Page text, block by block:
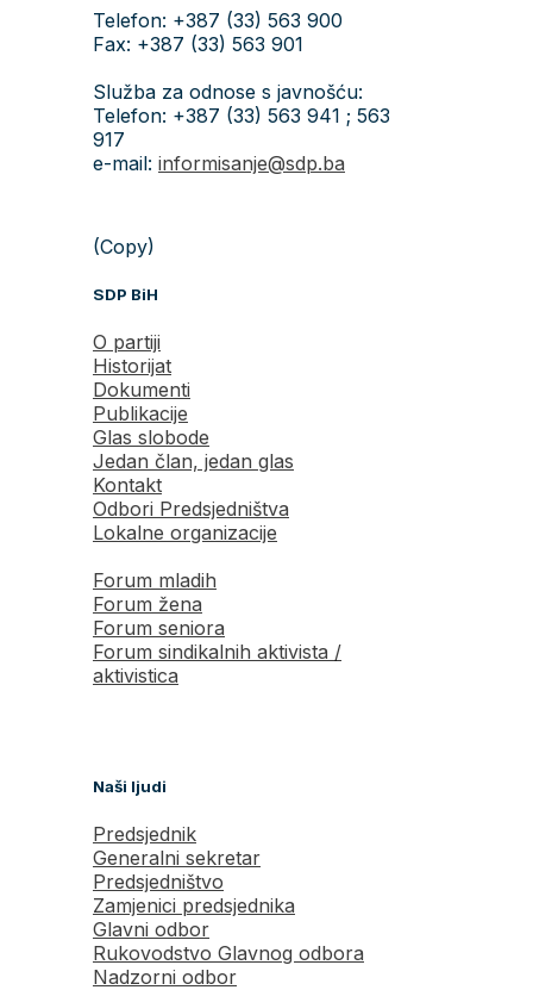
Telefon: +387 (33) 563 900
Fax: +387 (33) 563 901
Služba za odnose s javnošću:
Telefon: +387 (33) 563 941 ; 563
917
e-mail: informisanje@sdp.ba
(Copy)
SDP BiH
O partiji
Historijat
Dokumenti
Publikacije
Glas slobode
Jedan član, jedan glas
Kontakt
Odbori Predsjedništva
Lokalne organizacije
Forum mladih
Forum žena
Forum seniora
Forum sindikalnih aktivista /
aktivistica
Naši ljudi
Predsjednik
Generalni sekretar
Predsjedništvo
Zamjenici predsjednika
Glavni odbor
Rukovodstvo Glavnog odbora
Nadzorni odbor